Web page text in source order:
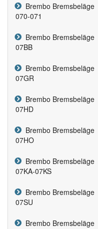
Brembo Bremsbeläge
070-071
Brembo Bremsbeläge
07BB
Brembo Bremsbeläge
07GR
Brembo Bremsbeläge
07HD
Brembo Bremsbeläge
07HO
Brembo Bremsbeläge
07KA-07KS
Brembo Bremsbeläge
07SU
Brembo Bremsbeläge